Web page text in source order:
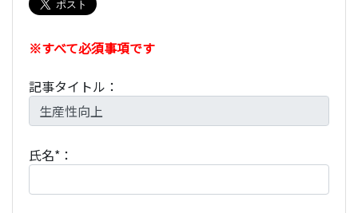
※すべて必須事項です
記事タイトル：
氏名*：